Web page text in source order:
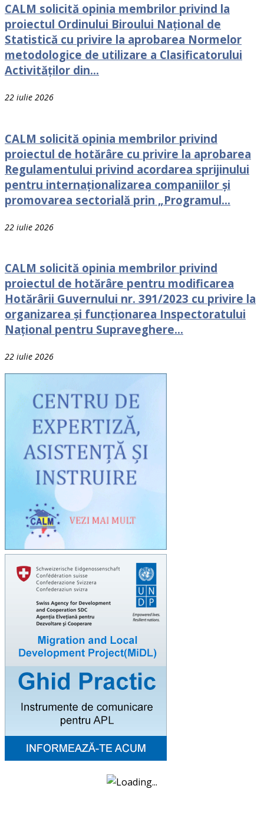
CALM solicită opinia membrilor privind la
proiectul Ordinului Biroului Național de
Statistică cu privire la aprobarea Normelor
metodologice de utilizare a Clasificatorului
Activităților din...
22 iulie 2026
CALM solicită opinia membrilor privind
proiectul de hotărâre cu privire la aprobarea
Regulamentului privind acordarea sprijinului
pentru internaționalizarea companiilor și
promovarea sectorială prin „Programul...
22 iulie 2026
CALM solicită opinia membrilor privind
proiectul de hotărâre pentru modificarea
Hotărârii Guvernului nr. 391/2023 cu privire la
organizarea și funcționarea Inspectoratului
Național pentru Supraveghere...
22 iulie 2026